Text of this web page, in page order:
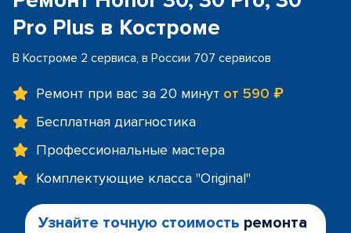
Pro Plus в Костроме
В Костроме 2 сервиса, в России 707 сервисов
Ремонт при вас за 20 минут от 590 ₽
Бесплатная диагностика
Профессиональные мастера
Комплектующие класса "Original"
Узнайте точную стоимость ремонта